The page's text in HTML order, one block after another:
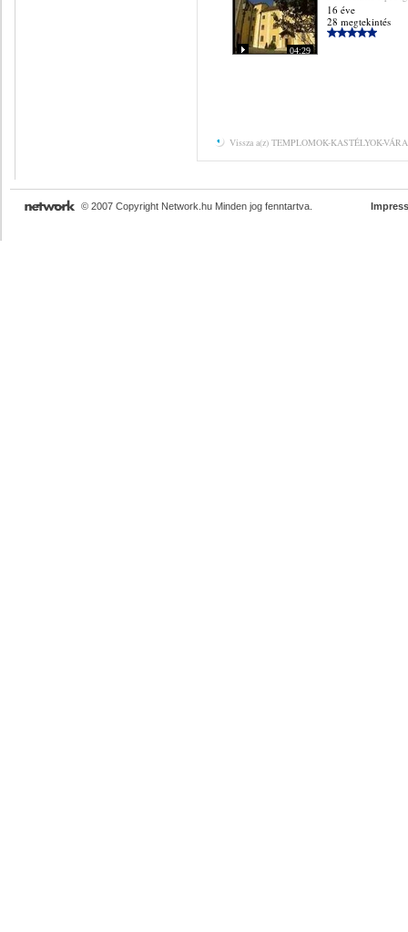
04:29
16 éve
28 megtekintés
Vissza a(z) TEMPLOMOK-KASTÉLYOK-
© 2007 Copyright Network.hu Minden jog fenntartva.